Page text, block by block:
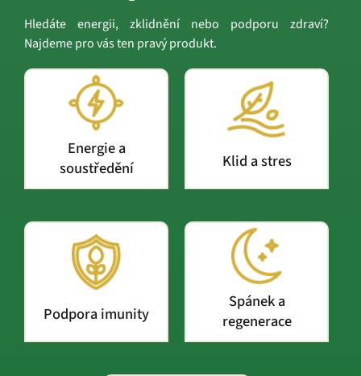
Hledáte energii, zklidnění nebo podporu zdraví?
Najdeme pro vás ten pravý produkt.
Energie a
soustředění
Klid a stres
Podpora imunity
Spánek a
regenerace